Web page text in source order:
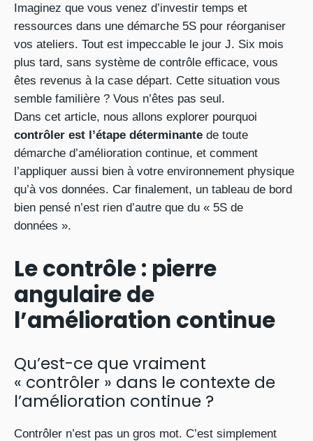
Imaginez que vous venez d’investir temps et
ressources dans une démarche 5S pour réorganiser
vos ateliers. Tout est impeccable le jour J. Six mois
plus tard, sans système de contrôle efficace, vous
êtes revenus à la case départ. Cette situation vous
semble familière ? Vous n’êtes pas seul.
Dans cet article, nous allons explorer pourquoi
contrôler est l’étape déterminante de toute
démarche d’amélioration continue, et comment
l’appliquer aussi bien à votre environnement physique
qu’à vos données. Car finalement, un tableau de bord
bien pensé n’est rien d’autre que du « 5S de
données ».
Le contrôle : pierre
angulaire de
l’amélioration continue
Qu’est-ce que vraiment
« contrôler » dans le contexte de
l’amélioration continue ?
Contrôler n’est pas un gros mot. C’est simplement